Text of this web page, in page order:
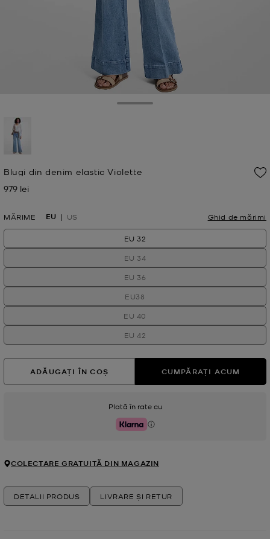
Blugi din denim elastic Violette
Acum
979 lei
MĂRIME EU US Ghid de mărimi
EU 32
EU 34
EU 36
EU38
EU 40
EU 42
ADĂUGAȚI ÎN COȘ CUMPĂRAȚI ACUM
Plată în rate cu
Klarna
COLECTARE GRATUITĂ DIN MAGAZIN
DETALII PRODUS LIVRARE ȘI RETUR